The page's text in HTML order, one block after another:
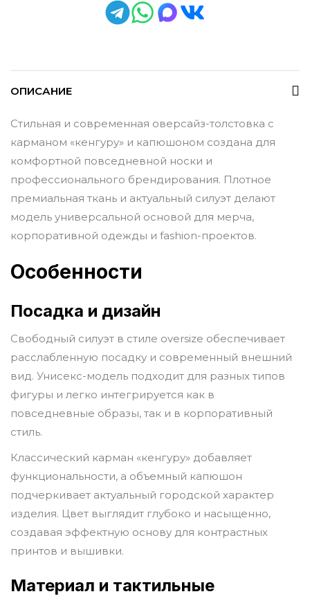
ОПИСАНИЕ
Стильная и современная оверсайз-толстовка с
карманом «кенгуру» и капюшоном создана для
комфортной повседневной носки и
профессионального брендирования. Плотное
премиальная ткань и актуальный силуэт делают
модель универсальной основой для мерча,
корпоративной одежды и fashion-проектов.
Особенности
Посадка и дизайн
Свободный силуэт в стиле oversize обеспечивает
расслабленную посадку и современный внешний
вид. Унисекс-модель подходит для разных типов
фигуры и легко интегрируется как в
повседневные образы, так и в корпоративный
стиль.
Классический карман «кенгуру» добавляет
функциональности, а объемный капюшон
подчеркивает актуальный городской характер
изделия. Цвет выглядит глубоко и насыщенно,
создавая эффектную основу для контрастных
принтов и вышивки.
Материал и тактильные